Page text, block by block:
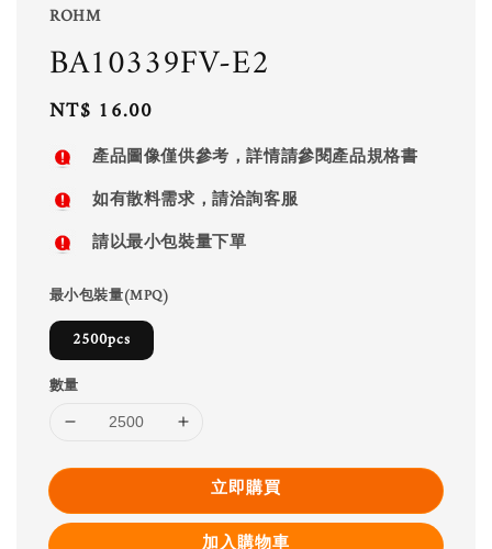
ROHM
BA10339FV-E2
Regular
price
NT$ 16.00
產品圖像僅供參考，詳情請參閱產品規格書
如有散料需求，請洽詢客服
請以最小包裝量下單
最小包裝量(MPQ)
2500pcs
數量
立即購買